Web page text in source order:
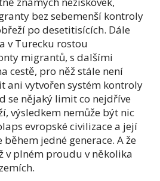
bez sebemenší kontroly
po desetitisících. Dále
v Turecku rostou
migrantů, s dalšími
cestě, pro něž stále není
ani vytvořen systém kontroly
se nějaký limit co nejdříve
výsledkem nemůže být nic
evropské civilizace a její
jedné generace. A že
v plném proudu v několika